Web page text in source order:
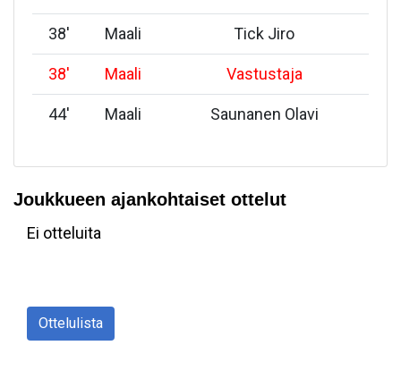
38' Maali Tick Jiro
38' Maali Vastustaja
44' Maali Saunanen Olavi
Joukkueen ajankohtaiset ottelut
Ei otteluita
Ottelulista